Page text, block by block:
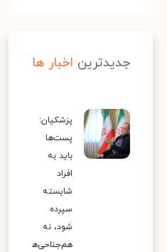
جدیدترین اخبار ها
پزشکیان:
پست‌ها
باید به
افراد
شایسته
سپرده
شود، نه
هم‌جناحی‌ه